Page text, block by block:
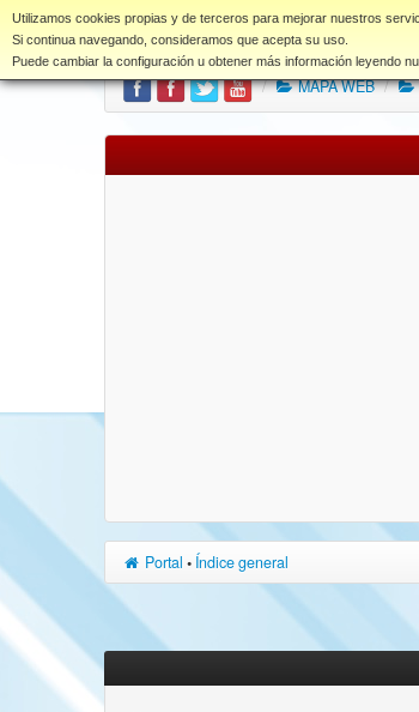
Utilizamos cookies propias y de terceros para mejorar nuestros
Si continua navegando, consideramos que acepta su uso.
Puede cambiar la configuración u obtener más información leyendo
www.coet.es Portal
/ MAPA WEB /
Portal • Índice general